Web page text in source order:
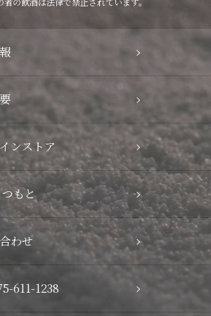
ンストア
もと
わせ
611-1238